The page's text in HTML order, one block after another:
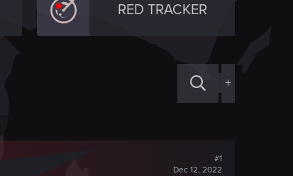
RED TRACKER
+
#1
Dec 12, 2022